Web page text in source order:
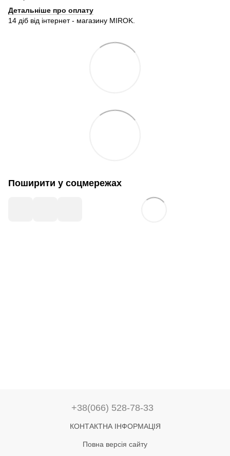
Детальніше про оплату
14 діб від інтернет - магазину MIROK.
Поширити у соцмережах
+38(066) 528-78-33
КОНТАКТНА ІНФОРМАЦІЯ
Повна версія сайту